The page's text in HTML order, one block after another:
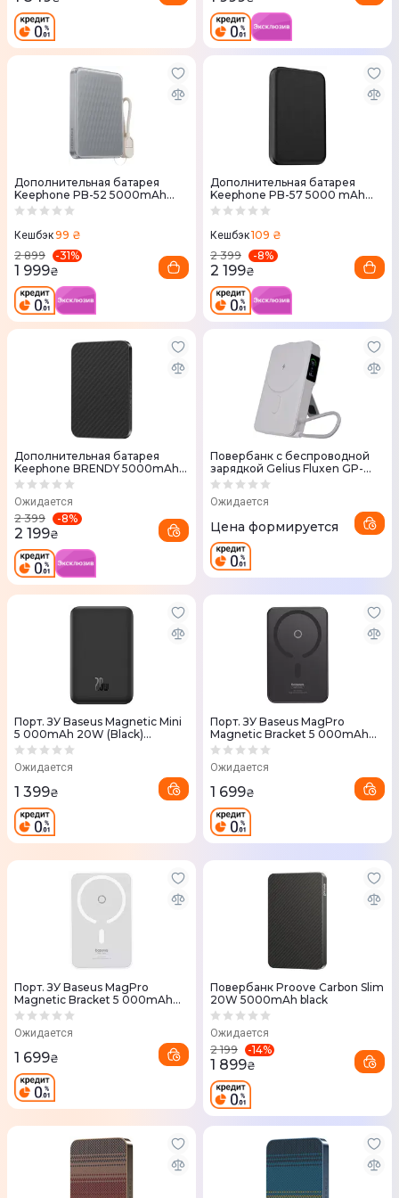
Дополнительная батарея
Keephone PB-52 5000mAh
Grey
Кешбэк99 ₴
2 899
-31%
1 999₴
Дополнительная батарея
Keephone PB-57 5000 mAh
Black
Кешбэк109 ₴
2 399
-8%
2 199₴
Дополнительная батарея
Keephone BRENDY 5000mAh
Black (KPBREPB-50BK)
Ожидается
2 399 -8%
2 199₴
Повербанк с беспроводной
зарядкой Gelius Fluxen GP-
PBW120 Magnetic Wireless
(Grey)
Ожидается
Цена формируется
Порт. ЗУ Baseus Magnetic Mini
5 000mAh 20W (Black)
P10022107113-00
Ожидается
1 399₴
Порт. ЗУ Baseus MagPro
Magnetic Bracket 5 000mAh
20W (Black) P10064101123-00
Ожидается
1 699₴
Порт. ЗУ Baseus MagPro
Magnetic Bracket 5 000mAh
20W (White) P10064101223-00
Ожидается
1 699₴
Повербанк Proove Carbon Slim
20W 5000mAh black
Ожидается
2 199 -14%
1 899₴